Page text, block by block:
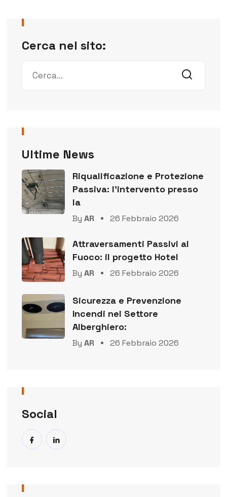
Cerca nel sito:
Ultime News
Riqualificazione e Protezione
Passiva: l’intervento presso
la
By AR 26 Febbraio 2026
Attraversamenti Passivi al
Fuoco: il progetto Hotel
By AR 26 Febbraio 2026
Sicurezza e Prevenzione
Incendi nel Settore
Alberghiero:
By AR 26 Febbraio 2026
Social